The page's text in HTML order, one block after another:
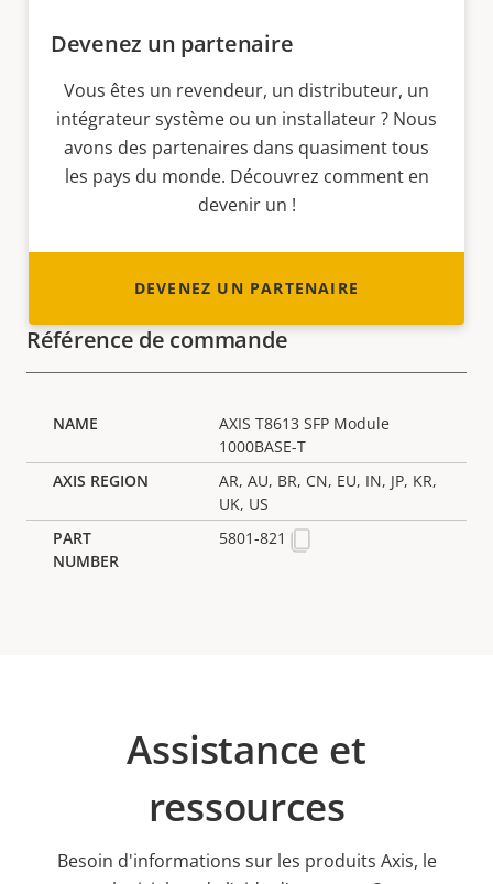
Devenez un partenaire
Vous êtes un revendeur, un distributeur, un
intégrateur système ou un installateur ? Nous
avons des partenaires dans quasiment tous
les pays du monde. Découvrez comment en
devenir un !
DEVENEZ UN PARTENAIRE
Référence de commande
AXIS T8613 SFP Module
1000BASE-T
AR, AU, BR, CN, EU, IN, JP, KR,
UK, US
5801-821
Assistance et
ressources
Besoin d'informations sur les produits Axis, le